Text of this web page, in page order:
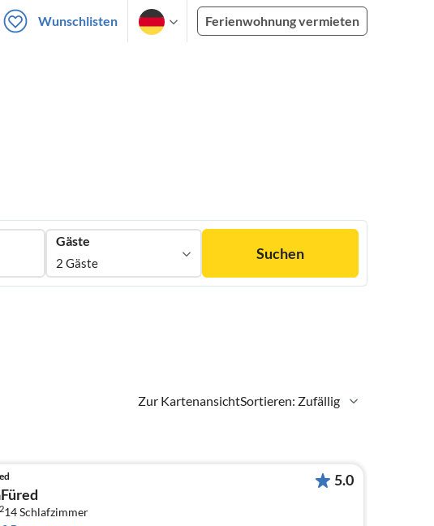
Wunschlisten Ferienwohnung vermieten
Gäste
2 Gäste
Suchen
Zur KartenansichtSortieren: Zufällig
214Schlafzimmer
5.0